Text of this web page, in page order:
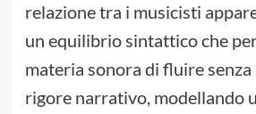
relazione tra i musicisti
un equilibrio sintattico che
materia sonora di fluire
rigore narrativo, modellando